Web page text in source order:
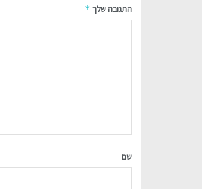
התגובה שלך *
שם